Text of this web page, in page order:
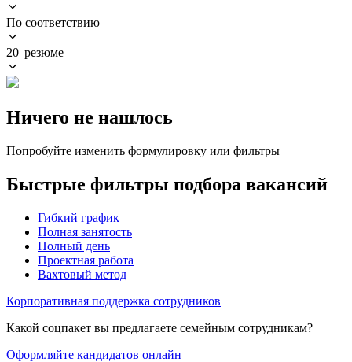
По соответствию
20 резюме
Ничего не нашлось
Попробуйте изменить формулировку или фильтры
Быстрые фильтры подбора вакансий
Гибкий график
Полная занятость
Полный день
Проектная работа
Вахтовый метод
Корпоративная поддержка сотрудников
Какой соцпакет вы предлагаете семейным сотрудникам?
Оформляйте кандидатов онлайн